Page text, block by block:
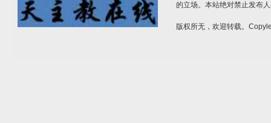
的立场。本站绝对禁止发布
版权所无，欢迎转载。